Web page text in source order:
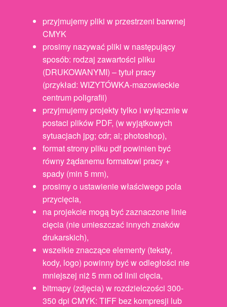
przyjmujemy pliki w przestrzeni barwnej
CMYK
prosimy nazywać pliki w następujący
sposób: rodzaj zawartości pliku
(DRUKOWANYMI) – tytuł pracy
(przykład: WIZYTÓWKA-mazowieckie
centrum poligrafii)
przyjmujemy projekty tylko i wyłącznie w
postaci plików PDF, (w wyjątkowych
sytuacjach jpg; cdr; ai; photoshop),
format strony pliku pdf powinien być
równy żądanemu formatowi pracy +
spady (min 5 mm),
prosimy o ustawienie właściwego pola
przycięcia,
na projekcie mogą być zaznaczone linie
cięcia (nie umieszczać innych znaków
drukarskich),
wszelkie znaczące elementy (teksty,
kody, logo) powinny być w odległości nie
mniejszej niż 5 mm od linii cięcia,
bitmapy (zdjęcia) w rozdzielczości 300-
350 dpi CMYK: TIFF bez kompresji lub